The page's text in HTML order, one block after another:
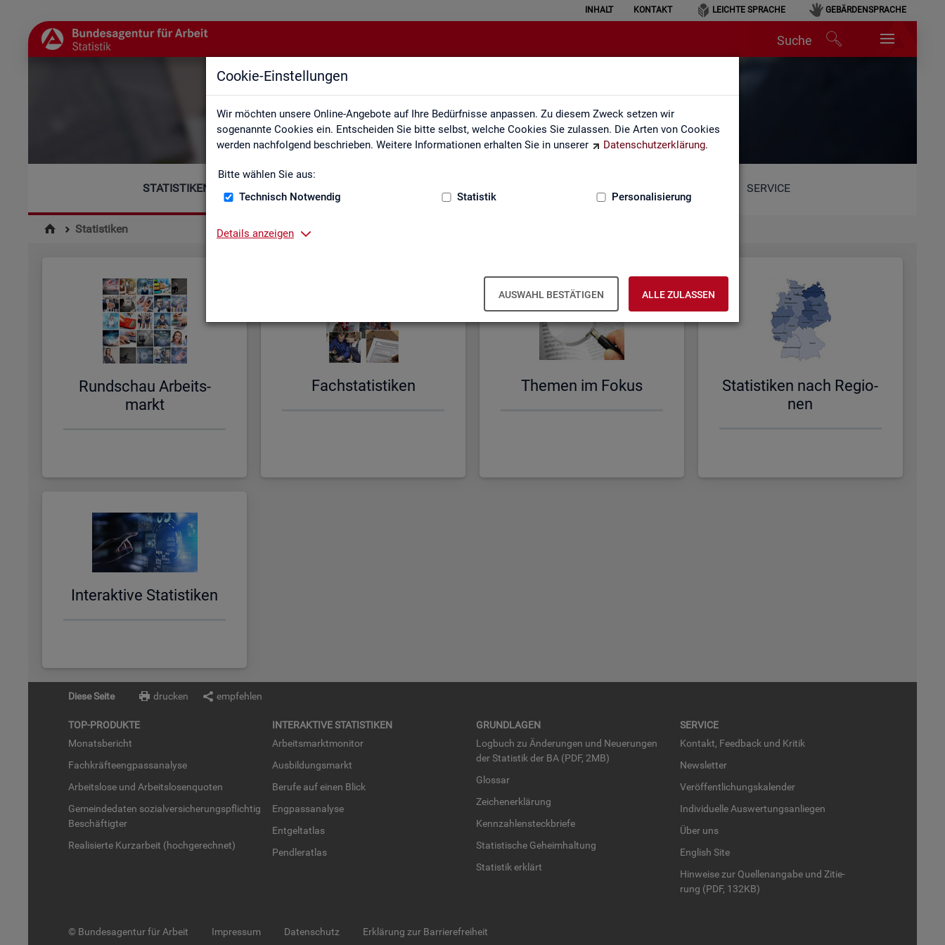
Cookie-Einstellungen
Wir möchten unsere Online-Angebote auf Ihre Bedürfnisse anpassen. Zu diesem Zweck setzen wir
sogenannte Cookies ein. Entscheiden Sie bitte selbst, welche Cookies Sie zulassen. Die Arten von Cookies
werden nachfolgend beschrieben. Weitere Informationen erhalten Sie in unserer
Datenschutzerklärung.
Bitte wählen Sie aus:
Technisch Notwendig
Statistik Personalisierung
Details anzeigen
AUSWAHL BESTÄTIGEN ALLE ZULASSEN
INHALT KONTAKT LEICHTE SPRACHE GEBÄRDENSPRACHE
Suche
Statistiken
STATISTIKEN SERVICE
Statistiken
Rund­schau Ar­beits­
markt
Fach­sta­tis­ti­ken The­men im Fokus
Sta­tis­ti­ken nach Re­gio­
nen
In­ter­ak­ti­ve Sta­tis­ti­ken
Diese Seite drucken empfehlen
TOP-PRO­DUK­TE
Mo­nats­be­richt
Fach­kräf­te­eng­pass­ana­ly­se
Ar­beits­lo­se und Ar­beits­lo­sen­quo­ten
Ge­mein­de­da­ten so­zi­al­ver­si­che­rungs­pflich­tig
Be­schäf­tig­ter
Rea­li­sier­te Kurz­ar­beit (hoch­ge­rech­net)
IN­TER­AK­TI­VE STA­TIS­TI­KEN
Ar­beits­markt­mo­ni­tor
Aus­bil­dungs­markt
Be­ru­fe auf einen Blick
Eng­pass­ana­ly­se
Ent­gel­t­at­las
Pend­ler­at­las
GRUND­LA­GEN
Log­buch zu Än­de­run­gen und Neue­run­gen
der Sta­tis­tik der BA (PDF, 2MB)
Glos­sar
Zei­chen­er­klä­rung
Kenn­zah­len­steck­brie­fe
Sta­tis­ti­sche Ge­heim­hal­tung
Sta­tis­tik er­klärt
SER­VICE
Kon­takt, Feed­back und Kri­tik
News­let­ter
Ver­öf­fent­li­chungs­ka­len­der
In­di­vi­du­el­le Aus­wer­tungs­an­lie­gen
Über uns
English Site
Hin­wei­se zur Quel­len­an­ga­be und Zi­tie­
rung (PDF, 132KB)
© Bundesagentur für Arbeit Impressum Datenschutz Erklärung zur Barrierefreiheit